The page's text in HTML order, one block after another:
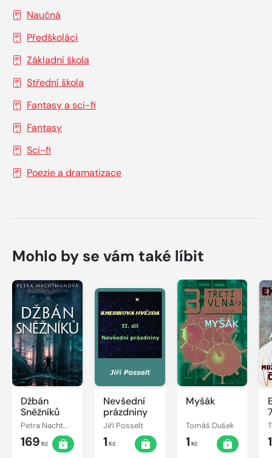
Naučná
Předškoláci
Základní škola
Střední škola
Fantasy a sci-fi
Fantasy
Sci-fi
Poezie a dramatizace
Mohlo by se vám také líbit
Džbán
Sněžníků
Petra Nachtmanová
169 Kč
Nevšední
prázdniny
Jiří Posselt
1 Kč
Myšák
Tomáš Dušek
1 Kč 1